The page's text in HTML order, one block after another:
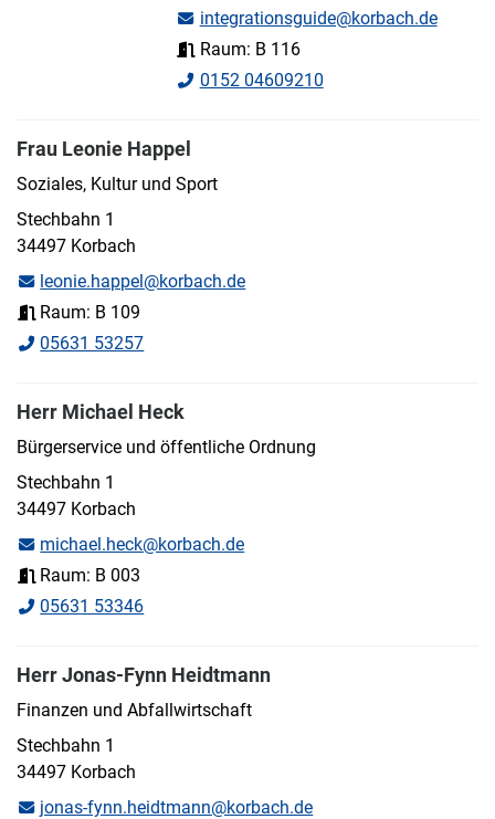
integrationsguide@korbach.de
Raum: B 116
0152 04609210
Frau Leonie Happel
Soziales, Kultur und Sport
Stechbahn 1
34497 Korbach
leonie.happel@korbach.de
Raum: B 109
05631 53257
Herr Michael Heck
Bürgerservice und öffentliche Ordnung
Stechbahn 1
34497 Korbach
michael.heck@korbach.de
Raum: B 003
05631 53346
Herr Jonas-Fynn Heidtmann
Finanzen und Abfallwirtschaft
Stechbahn 1
34497 Korbach
jonas-fynn.heidtmann@korbach.de